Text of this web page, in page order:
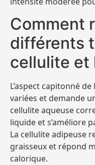
Comment
différents
cellulite et
L’aspect capitonné
variées et demande
cellulite aqueuse
liquide et s’améliore
La cellulite adipeuse
graisseux et répond
calorique.